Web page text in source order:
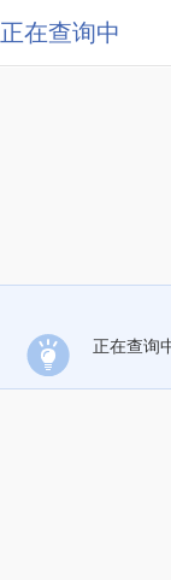
正在查询中
正在查询